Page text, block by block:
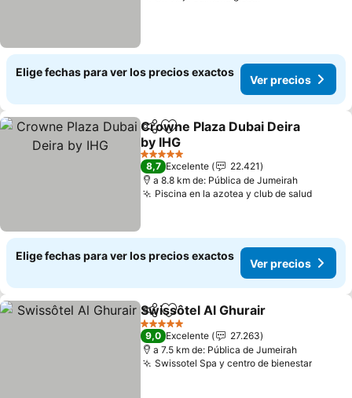
Elige fechas para ver los precios exactos
Ver precios
CompartirAgregar a favoritos
Crowne Plaza Dubai Deira
by IHG
5 Estrellas
8,7 Excelente
22.421
a 8.8 km de: Pública de Jumeirah
Piscina en la azotea y club de salud
Elige fechas para ver los precios exactos
Ver precios
CompartirAgregar a favoritos
Swissôtel Al Ghurair
5 Estrellas
9,0 Excelente
27.263
a 7.5 km de: Pública de Jumeirah
Swissotel Spa y centro de bienestar